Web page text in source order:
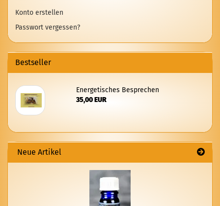
Konto erstellen
Passwort vergessen?
Bestseller
En­er­ge­ti­sches Be­spre­chen
35,00 EUR
Neue Artikel